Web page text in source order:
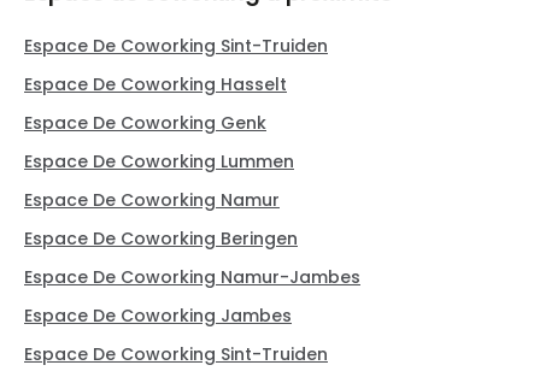
Espace De Coworking Sint-Truiden
Espace De Coworking Hasselt
Espace De Coworking Genk
Espace De Coworking Lummen
Espace De Coworking Namur
Espace De Coworking Beringen
Espace De Coworking Namur-Jambes
Espace De Coworking Jambes
Espace De Coworking Sint-Truiden